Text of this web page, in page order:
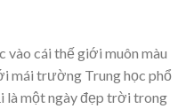
vào cái thế giới muôn màu
mái trường Trung học phổ
là một ngày đẹp trời trong